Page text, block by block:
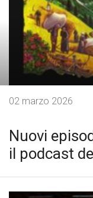
Nuovi
il podcast
02 marzo 2026